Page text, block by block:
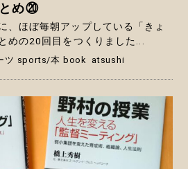
とめ⑳
、ほぼ毎朝アップしている「きょ
めの20回目をつくりました...
ツ sports/本 book atsushi